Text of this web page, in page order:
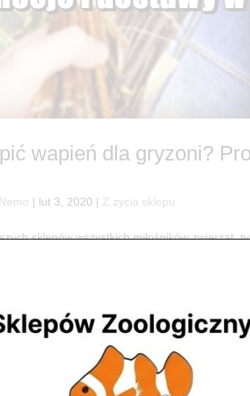
wapień dla gryzoni?
| lut 3, 2020 | Z życia sklepu
sklepów wszystkich miłośników zwierząt,